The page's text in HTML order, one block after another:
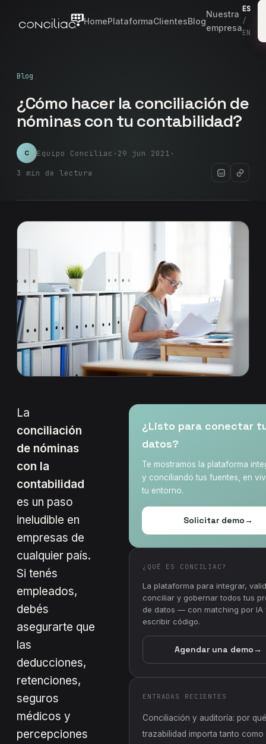
HomePlataformaClientesBlog
Nuestra
empresa
ES
/
EN
Blog
¿Cómo hacer la conciliación de
nóminas con tu contabilidad?
C Equipo Conciliac · 29 jun 2021 ·
3 min de lectura
La
conciliación
de nóminas
con la
contabilidad
es un paso
ineludible en
empresas de
cualquier país.
Si tenés
empleados,
debés
asegurarte que
las
deducciones,
retenciones,
seguros
médicos y
percepciones
¿Listo para conectar
datos?
Te mostramos la plataforma
y conciliando tus fuentes, en
tu entorno.
Solicitar demo→
¿QUÉ ES CONCILIAC?
La plataforma para integrar,
conciliar y gobernar todos tus
de datos — con matching por IA
escribir código.
Agendar una demo→
ENTRADAS RECIENTES
Conciliación y auditoría: por
trazabilidad importa tanto como